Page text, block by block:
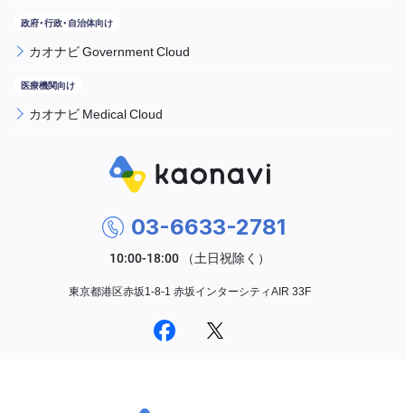
カオナビ Government Cloud
カオナビ Medical Cloud
03-6633-2781
東京都港区赤坂1-8-1 赤坂インターシティAIR 33F